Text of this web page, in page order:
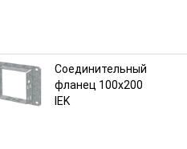
Соединительный
фланец 100х200
IEK